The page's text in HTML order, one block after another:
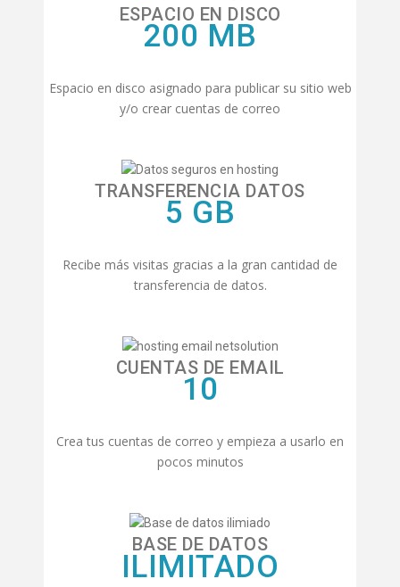
ESPACIO EN DISCO
200 MB
Espacio en disco asignado para publicar su sitio web
y/o crear cuentas de correo
TRANSFERENCIA DATOS
5 GB
Recibe más visitas gracias a la gran cantidad de
transferencia de datos.
CUENTAS DE EMAIL
10
Crea tus cuentas de correo y empieza a usarlo en
pocos minutos
BASE DE DATOS
ILIMITADO